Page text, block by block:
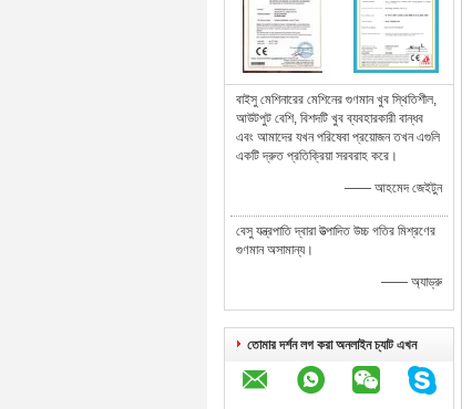
বাইসু মেশিনারের মেশিনের গুণমান খুব স্থিতিশীল,
আউটপুট বেশি, বিশদটি খুব ব্যবহারকারী বান্ধব
এবং আমাদের যখন পরিষেবা প্রয়োজন তখন এগুলি
একটি দ্রুত প্রতিক্রিয়া সরবরাহ করে।
—— আহমেদ জেইটুন
বেসু যন্ত্রপাতি দ্বারা উত্পাদিত উচ্চ গতির মিশ্রণের
গুণমান অসামান্য।
—— অ্যাড্রু
তোমার দর্শন লগ করা অনলাইন চ্যাট এখন